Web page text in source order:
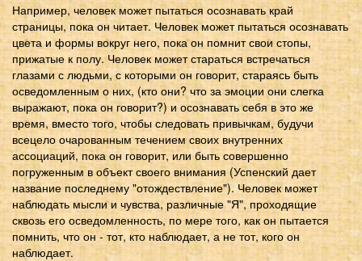
Например, человек может пытаться осознавать край
страницы, пока он читает. Человек может пытаться осознавать
цвета и формы вокруг него, пока он помнит свои стопы,
прижатые к полу. Человек может стараться встречаться
глазами с людьми, с которыми он говорит, стараясь быть
осведомленным о них, (кто они? что за эмоции они слегка
выражают, пока он говорит?) и осознавать себя в это же
время, вместо того, чтобы следовать привычкам, будучи
всецело очарованным течением своих внутренних
ассоциаций, пока он говорит, или быть совершенно
погруженным в объект своего внимания (Успенский дает
название последнему "отождествление"). Человек может
наблюдать мысли и чувства, различные "Я", проходящие
сквозь его осведомленность, по мере того, как он пытается
помнить, что он - тот, кто наблюдает, а не тот, кого он
наблюдает.